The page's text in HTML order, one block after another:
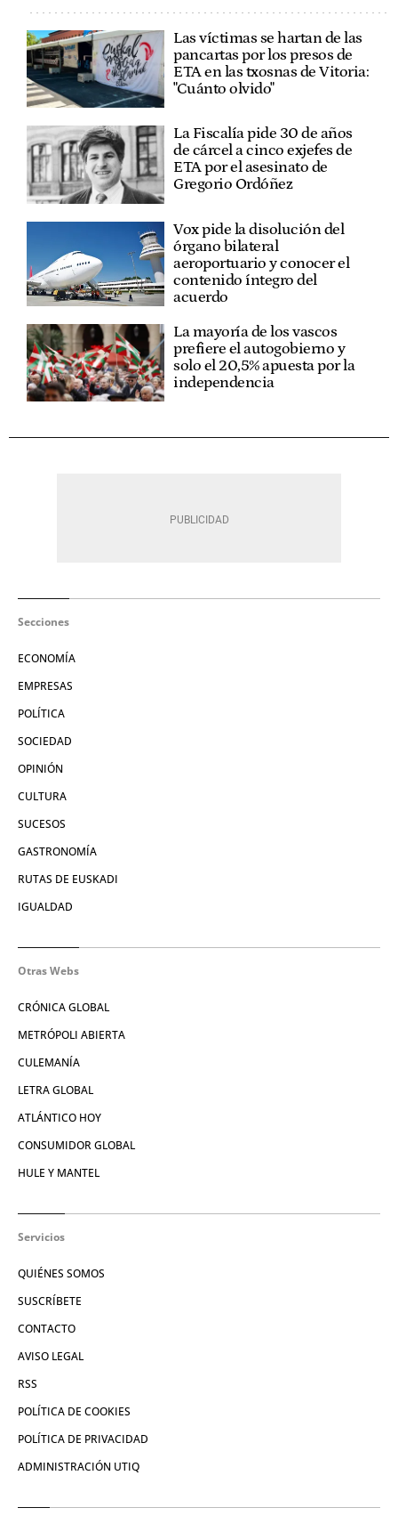
Las víctimas se hartan de las
pancartas por los presos de
ETA en las txosnas de Vitoria:
"Cuánto olvido"
La Fiscalía pide 30 de años
de cárcel a cinco exjefes de
ETA por el asesinato de
Gregorio Ordóñez
Vox pide la disolución del
órgano bilateral
aeroportuario y conocer el
contenido íntegro del
acuerdo
La mayoría de los vascos
prefiere el autogobierno y
solo el 20,5% apuesta por la
independencia
Secciones
ECONOMÍA
EMPRESAS
POLÍTICA
SOCIEDAD
OPINIÓN
CULTURA
SUCESOS
GASTRONOMÍA
RUTAS DE EUSKADI
IGUALDAD
Otras Webs
CRÓNICA GLOBAL
METRÓPOLI ABIERTA
CULEMANÍA
LETRA GLOBAL
ATLÁNTICO HOY
CONSUMIDOR GLOBAL
HULE Y MANTEL
Servicios
QUIÉNES SOMOS
SUSCRÍBETE
CONTACTO
AVISO LEGAL
RSS
POLÍTICA DE COOKIES
POLÍTICA DE PRIVACIDAD
ADMINISTRACIÓN UTIQ